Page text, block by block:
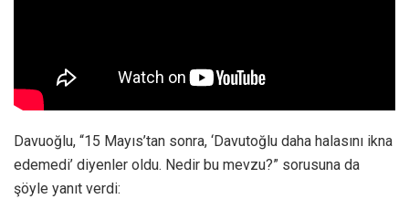
Davuoğlu, “15 Mayıs’tan sonra, ‘Davutoğlu daha halasını ikna
edemedi’ diyenler oldu. Nedir bu mevzu?” sorusuna da
şöyle yanıt verdi: